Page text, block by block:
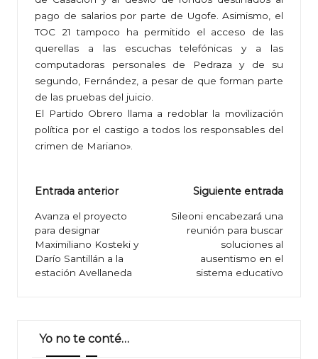
pago de salarios por parte de Ugofe. Asimismo, el
TOC 21 tampoco ha permitido el acceso de las
querellas a las escuchas telefónicas y a las
computadoras personales de Pedraza y de su
segundo, Fernández, a pesar de que forman parte
de las pruebas del juicio.
El Partido Obrero llama a redoblar la movilización
política por el castigo a todos los responsables del
crimen de Mariano».
Navegación
de
entradas
Entrada anterior
Avanza el proyecto
para designar
Maximiliano Kosteki y
Darío Santillán a la
estación Avellaneda
Siguiente entrada
Sileoni encabezará una
reunión para buscar
soluciones al
ausentismo en el
sistema educativo
Yo no te conté…